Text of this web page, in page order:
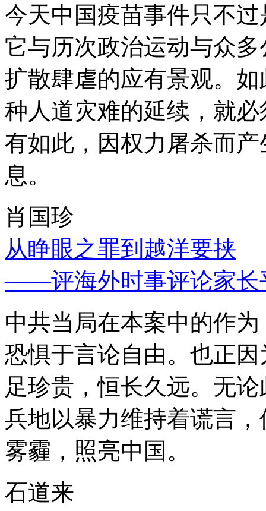
今天中国疫苗事件只不
它与历次政治运动与众
扩散肆虐的应有景观。
种人道灾难的延续，就
有如此，因权力屠杀而
息。
肖国珍
从睁眼之罪到越洋要挟
——评海外时事评论家长
中共当局在本案中的作
恐惧于言论自由。也正
足珍贵，恒长久远。无
兵地以暴力维持着谎言
雾霾，照亮中国。
石道来